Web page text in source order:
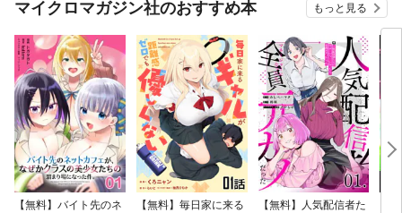
マイクロマガジン社のおすすめ本 もっと見る
【無料】バイト先のネ
【無料】毎日家に来る
【無料】人気配信者た